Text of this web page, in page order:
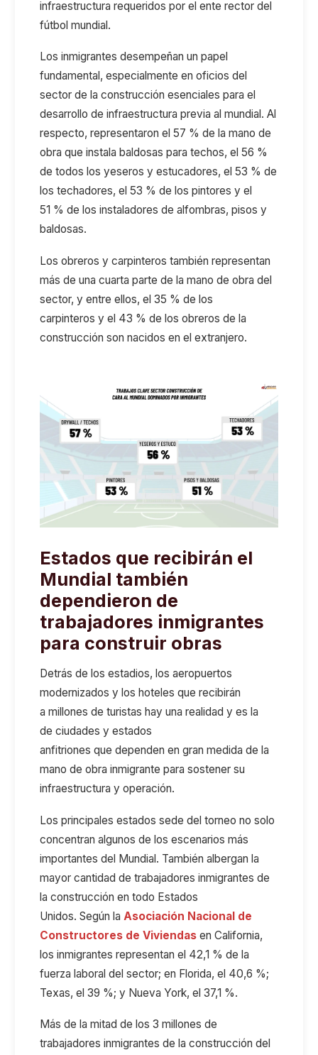
infraestructura requeridos por el ente rector del
fútbol mundial.
Los inmigrantes desempeñan un papel
fundamental, especialmente en oficios del
sector de la construcción esenciales para el
desarrollo de infraestructura previa al mundial. Al
respecto, representaron el 57 % de la mano de
obra que instala baldosas para techos, el 56 %
de todos los yeseros y estucadores, el 53 % de
los techadores, el 53 % de los pintores y el
51 % de los instaladores de alfombras, pisos y
baldosas.
Los obreros y carpinteros también representan
más de una cuarta parte de la mano de obra del
sector, y entre ellos, el 35 % de los
carpinteros y el 43 % de los obreros de la
construcción son nacidos en el extranjero.
Estados que recibirán el
Mundial también
dependieron de
trabajadores inmigrantes
para construir obras
Detrás de los estadios, los aeropuertos
modernizados y los hoteles que recibirán
a millones de turistas hay una realidad y es la
de ciudades y estados
anfitriones que dependen en gran medida de la
mano de obra inmigrante para sostener su
infraestructura y operación.
Los principales estados sede del torneo no solo
concentran algunos de los escenarios más
importantes del Mundial. También albergan la
mayor cantidad de trabajadores inmigrantes de
la construcción en todo Estados
Unidos. Según la Asociación Nacional de
Constructores de Viviendas en California,
los inmigrantes representan el 42,1 % de la
fuerza laboral del sector; en Florida, el 40,6 %;
Texas, el 39 %; y Nueva York, el 37,1 %.
Más de la mitad de los 3 millones de
trabajadores inmigrantes de la construcción del